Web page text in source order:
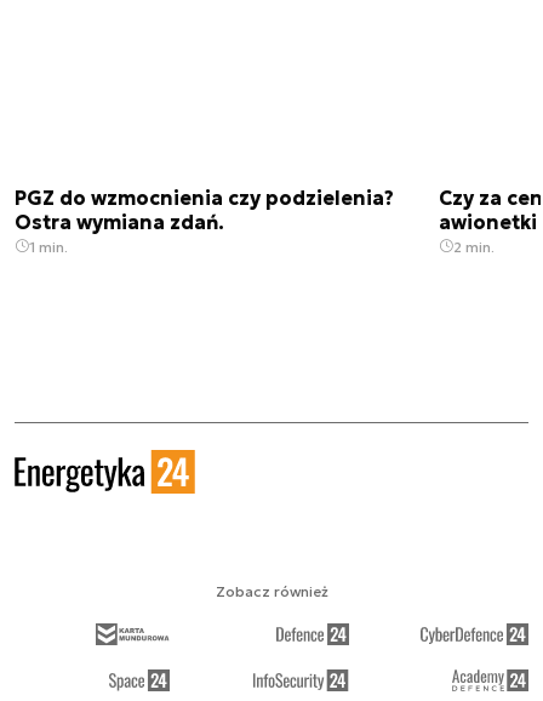
PGZ do wzmocnienia czy podzielenia?
Ostra wymiana zdań.
1 min.
Czy za
awionetki
2 min.
Zobacz również